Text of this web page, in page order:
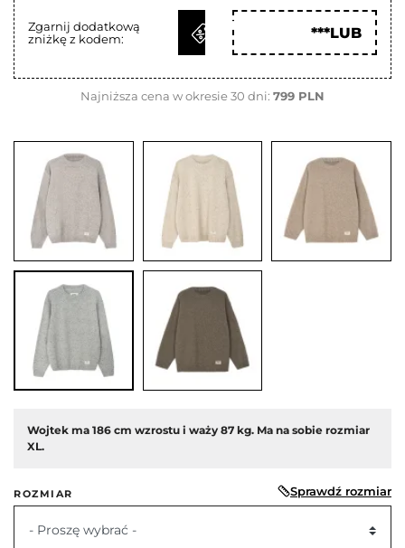
Zgarnij dodatkową
zniżkę z kodem:
ODBIERZ
***LUB
Najniższa cena w okresie 30 dni: 799 PLN
Wojtek ma 186 cm wzrostu i waży 87 kg. Ma na sobie rozmiar
XL.
ROZMIAR Sprawdź rozmiar
- Proszę wybrać -